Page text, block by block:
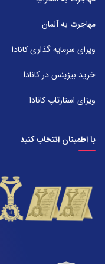
شعبه 2
تلفن:
مهاجرت به آلمان
ویزای سرمایه گذاری کانادا
خرید بیزینس در کانادا
ویزای استارتاپ کانادا
با اطمینان انتخاب کنید